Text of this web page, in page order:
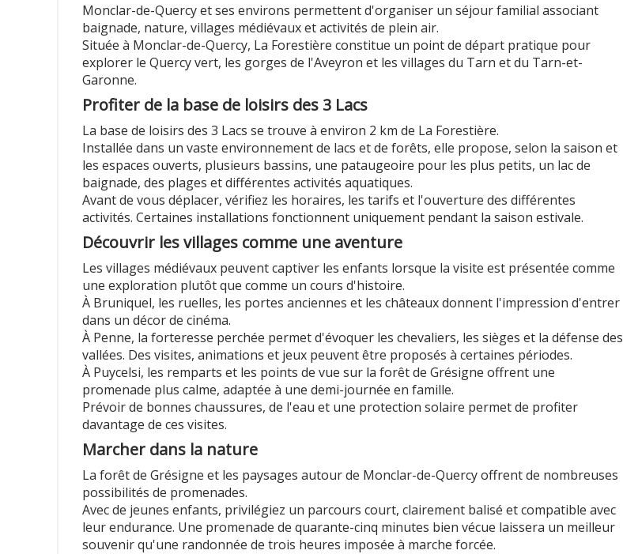
Monclar-de-Quercy et ses environs permettent d'organiser un séjour familial associant
baignade, nature, villages médiévaux et activités de plein air.
Située à Monclar-de-Quercy, La Forestière constitue un point de départ pratique pour
explorer le Quercy vert, les gorges de l'Aveyron et les villages du Tarn et du Tarn-et-
Garonne.
Profiter de la base de loisirs des 3 Lacs
La base de loisirs des 3 Lacs se trouve à environ 2 km de La Forestière.
Installée dans un vaste environnement de lacs et de forêts, elle propose, selon la saison et
les espaces ouverts, plusieurs bassins, une pataugeoire pour les plus petits, un lac de
baignade, des plages et différentes activités aquatiques.
Avant de vous déplacer, vérifiez les horaires, les tarifs et l'ouverture des différentes
activités. Certaines installations fonctionnent uniquement pendant la saison estivale.
Découvrir les villages comme une aventure
Les villages médiévaux peuvent captiver les enfants lorsque la visite est présentée comme
une exploration plutôt que comme un cours d'histoire.
À Bruniquel, les ruelles, les portes anciennes et les châteaux donnent l'impression d'entrer
dans un décor de cinéma.
À Penne, la forteresse perchée permet d'évoquer les chevaliers, les sièges et la défense des
vallées. Des visites, animations et jeux peuvent être proposés à certaines périodes.
À Puycelsi, les remparts et les points de vue sur la forêt de Grésigne offrent une
promenade plus calme, adaptée à une demi-journée en famille.
Prévoir de bonnes chaussures, de l'eau et une protection solaire permet de profiter
davantage de ces visites.
Marcher dans la nature
La forêt de Grésigne et les paysages autour de Monclar-de-Quercy offrent de nombreuses
possibilités de promenades.
Avec de jeunes enfants, privilégiez un parcours court, clairement balisé et compatible avec
leur endurance. Une promenade de quarante-cinq minutes bien vécue laissera un meilleur
souvenir qu'une randonnée de trois heures imposée à marche forcée.